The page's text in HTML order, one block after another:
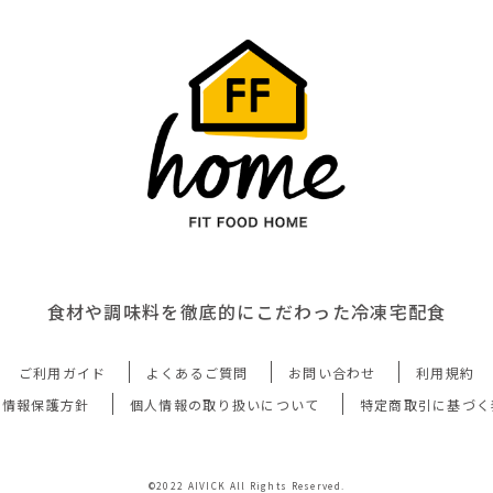
食材や調味料を徹底的にこだわった冷凍宅配食
ご利用ガイド よくあるご質問 お問い合わせ
利用規約
報保護方針
個人情報の取り扱いについて 特定商取引に基づ
©2022 AIVICK All Rights Reserved.